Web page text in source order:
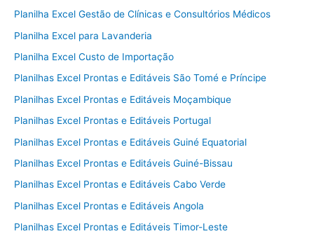
Planilha Excel Gestão de Clínicas e Consultórios Médicos
Planilha Excel para Lavanderia
Planilha Excel Custo de Importação
Planilhas Excel Prontas e Editáveis São Tomé e Príncipe
Planilhas Excel Prontas e Editáveis Moçambique
Planilhas Excel Prontas e Editáveis Portugal
Planilhas Excel Prontas e Editáveis Guiné Equatorial
Planilhas Excel Prontas e Editáveis Guiné-Bissau
Planilhas Excel Prontas e Editáveis Cabo Verde
Planilhas Excel Prontas e Editáveis Angola
Planilhas Excel Prontas e Editáveis Timor-Leste